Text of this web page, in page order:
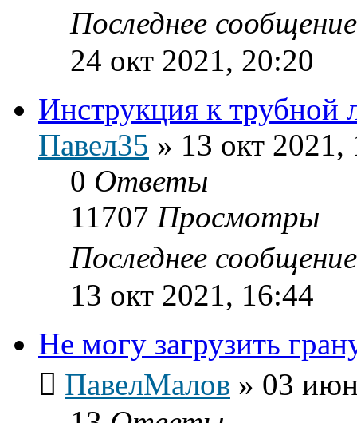
Последнее
24 окт 2021, 20:20
Инструкция к трубной
Павел35 » 13 окт 2021,
0 Ответы
11707 Просмотры
Последнее
13 окт 2021, 16:44
Не могу загрузить
ПавелМалов » 03